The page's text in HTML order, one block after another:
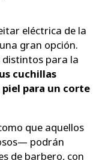
eléctrica de la
gran opción.
distintos para la
cuchillas
para un corte
que aquellos
podrán
de barbero, con